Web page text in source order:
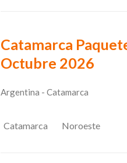
Catamarca
Octubre 2026
Argentina - Catamarca
Catamarca Noroeste